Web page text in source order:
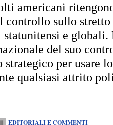
americani
controllo sullo stretto
e globali.
del suo
per usare
qualsiasi attrito
EDITORIALI E COMMENTI